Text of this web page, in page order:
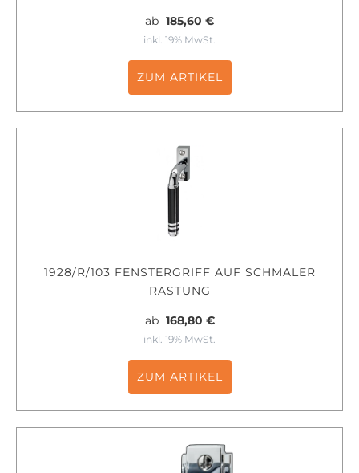
ab 185,60 €
inkl. 19% MwSt.
ZUM ARTIKEL
1928/R/103 FENSTERGRIFF AUF SCHMALER
RASTUNG
ab 168,80 €
inkl. 19% MwSt.
ZUM ARTIKEL